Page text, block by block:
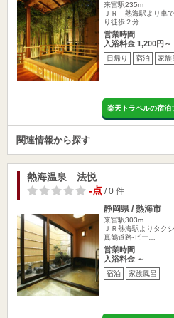
来宮駅235m
ＪＲ 熱海駅より車
り徒歩２分
営業時間
入浴料金 1,200円～
日帰り 宿泊 家族
楽天トラベルの宿泊
関連情報から探す
熱海温泉 法悦
-点 / 0 件
静岡県 / 熱海市
来宮駅303m
ＪＲ熱海駅よりタク
真鶴道路-ビー…
営業時間
入浴料金 ～
宿泊 家族風呂